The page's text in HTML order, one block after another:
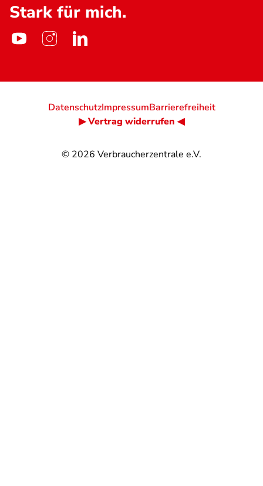
Stark für mich.
© 2026 Verbraucherzentrale e.V.
DatenschutzImpressumBarrierefreiheit
▶ Vertrag widerrufen ◀